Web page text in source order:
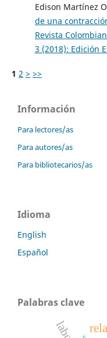
Edison Martínez
de una
Revista
3 (2018): Edición
1 2 > >>
Información
Para lectores/as
Para autores/as
Para bibliotecarios/as
Idioma
English
Español
Palabras clave